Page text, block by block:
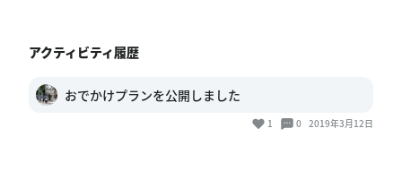
アクティビティ履歴
おでかけプランを公開しました
1 0 2019年3月12日